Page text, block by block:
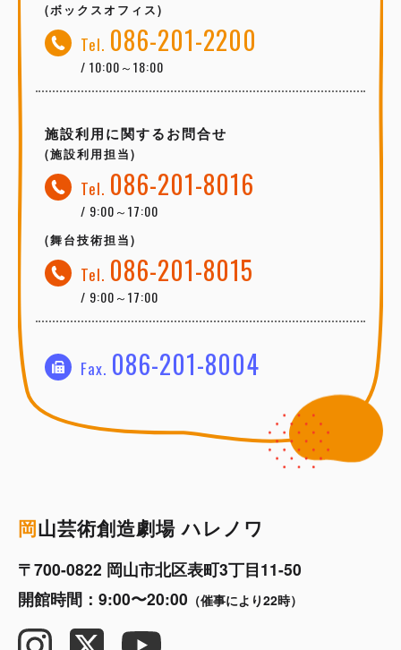
(ボックスオフィス)
Tel. 086-201-2200
/ 10:00～18:00
施設利用に関するお問合せ
(施設利用担当)
Tel. 086-201-8016
/ 9:00～17:00
(舞台技術担当)
Tel. 086-201-8015
/ 9:00～17:00
Fax. 086-201-8004
岡山芸術創造劇場 ハレノワ
〒700-0822 岡山市北区表町3丁目11-50
開館時間：9:00〜20:00 （催事により22時）